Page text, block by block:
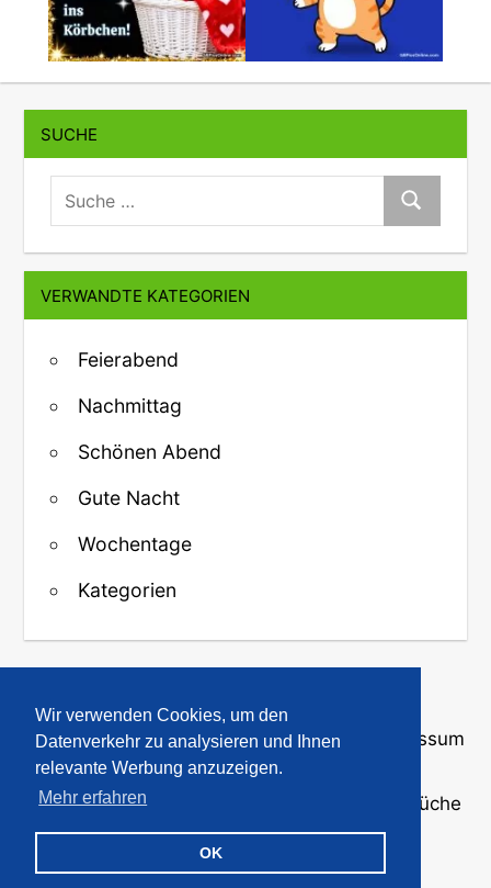
Wir verwenden Cookies, um den
Datenverkehr zu analysieren und Ihnen
relevante Werbung anzuzeigen.
Mehr erfahren
OK
SUCHE
suche:
Suche
VERWANDTE KATEGORIEN
Feierabend
Nachmittag
Schönen Abend
Gute Nacht
Wochentage
Kategorien
↑ Zurück zum Anfang
Über uns·Kontakt·Datenschutz Impressum
© 2008-2026
· Bilder und Sprüche
für WhatsApp und Profile